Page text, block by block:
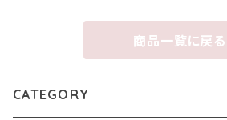
商品一覧に戻る
CATEGORY